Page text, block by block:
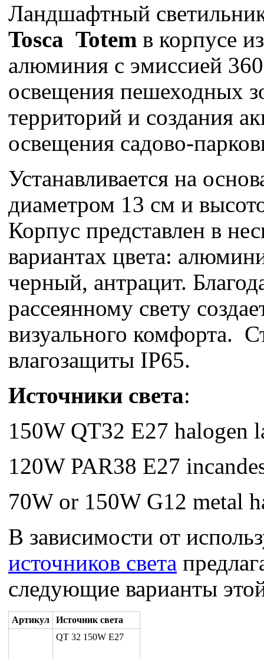
Ландшафтный
Tosca Totem в корпусе
алюминия c эмиссией
освещения пешеходных
территорий и создания
освещения садово-
Устанавливается на
диаметром 13 см и
Корпус представлен в
вариантах цвета:
черный, антрацит.
рассеянному свету
визуального комфорта.
влагозащиты IP65.
Источники света:
150W QT32 E27 halogen
120W PAR38 E27
70W or 150W G12 metal
В зависимости от
источников света
следующие варианты
Артикул
Источник света
QT 32 150W E27